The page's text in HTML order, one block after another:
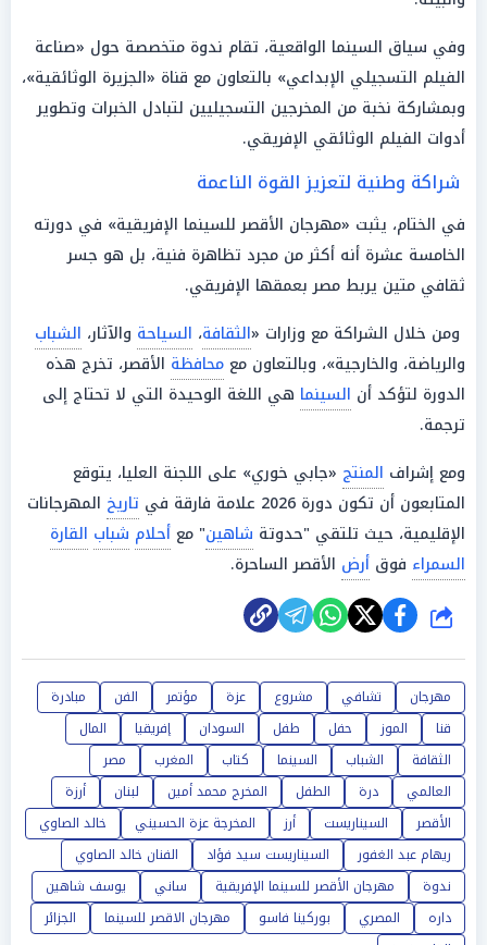
وفي سياق السينما الواقعية، تقام ندوة متخصصة حول «صناعة
الفيلم التسجيلي الإبداعي» بالتعاون مع قناة «الجزيرة الوثائقية»،
وبمشاركة نخبة من المخرجين التسجيليين لتبادل الخبرات وتطوير
أدوات الفيلم الوثائقي الإفريقي.
شراكة وطنية لتعزيز القوة الناعمة
في الختام، يثبت «مهرجان الأقصر للسينما الإفريقية» في دورته
الخامسة عشرة أنه أكثر من مجرد تظاهرة فنية، بل هو جسر
ثقافي متين يربط مصر بعمقها الإفريقي.
ومن خلال الشراكة مع وزارات «الثقافة، السياحة والآثار، الشباب
والرياضة، والخارجية»، وبالتعاون معمحافظة الأقصر، تخرج هذه
الدورة لتؤكد أن السينما هي اللغة الوحيدة التي لا تحتاج إلى
ترجمة.
ومع إشراف المنتج «جابي خوري» على اللجنة العليا، يتوقع
المتابعون أن تكون دورة 2026 علامة فارقة في
تاريخ المهرجانات
الإقليمية، حيث تلتقي "حدوتة شاهين" معأحلام شباب القارة
السمراء فوق أرض الأقصر الساحرة.
شارك
مهرجان تشافي مشروع عزة مؤتمر الفن
مبادرة
قنا
الموز حفل طفل السودان إفريقيا
المال
الثقافة
الشباب السينما كتاب المغرب
مصر
العالمي
درة الطفل المخرج محمد أمين لبنان
أرزة
الأقصر
السيناريست أرز المخرجة عزة الحسيني
خالد الصاوي
ريهام عبد الغفور
السيناريست سيد فؤاد
الفنان خالد الصاوي
ندوة
مهرجان الأقصر للسينما الإفريقية ساني
يوسف شاهين
داره
المصري بوركينا فاسو مهرجان الاقصر للسينما
الجزائر